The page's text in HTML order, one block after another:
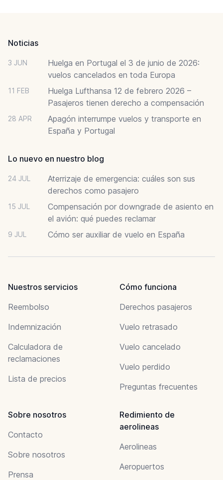
Noticias
3 JUN
Huelga en Portugal el 3 de junio de 2026:
vuelos cancelados en toda Europa
11 FEB
Huelga Lufthansa 12 de febrero 2026 –
Pasajeros tienen derecho a compensación
28 APR
Apagón interrumpe vuelos y transporte en
España y Portugal
Lo nuevo en nuestro blog
24 JUL
Aterrizaje de emergencia: cuáles son sus
derechos como pasajero
15 JUL
Compensación por downgrade de asiento en
el avión: qué puedes reclamar
9 JUL Cómo ser auxiliar de vuelo en España
Nuestros servicios
Reembolso
Indemnización
Calculadora de
reclamaciones
Lista de precios
Cómo funciona
Derechos pasajeros
Vuelo retrasado
Vuelo cancelado
Vuelo perdido
Preguntas frecuentes
Sobre nosotros
Contacto
Sobre nosotros
Prensa
Redimiento de
aerolineas
Aerolineas
Aeropuertos